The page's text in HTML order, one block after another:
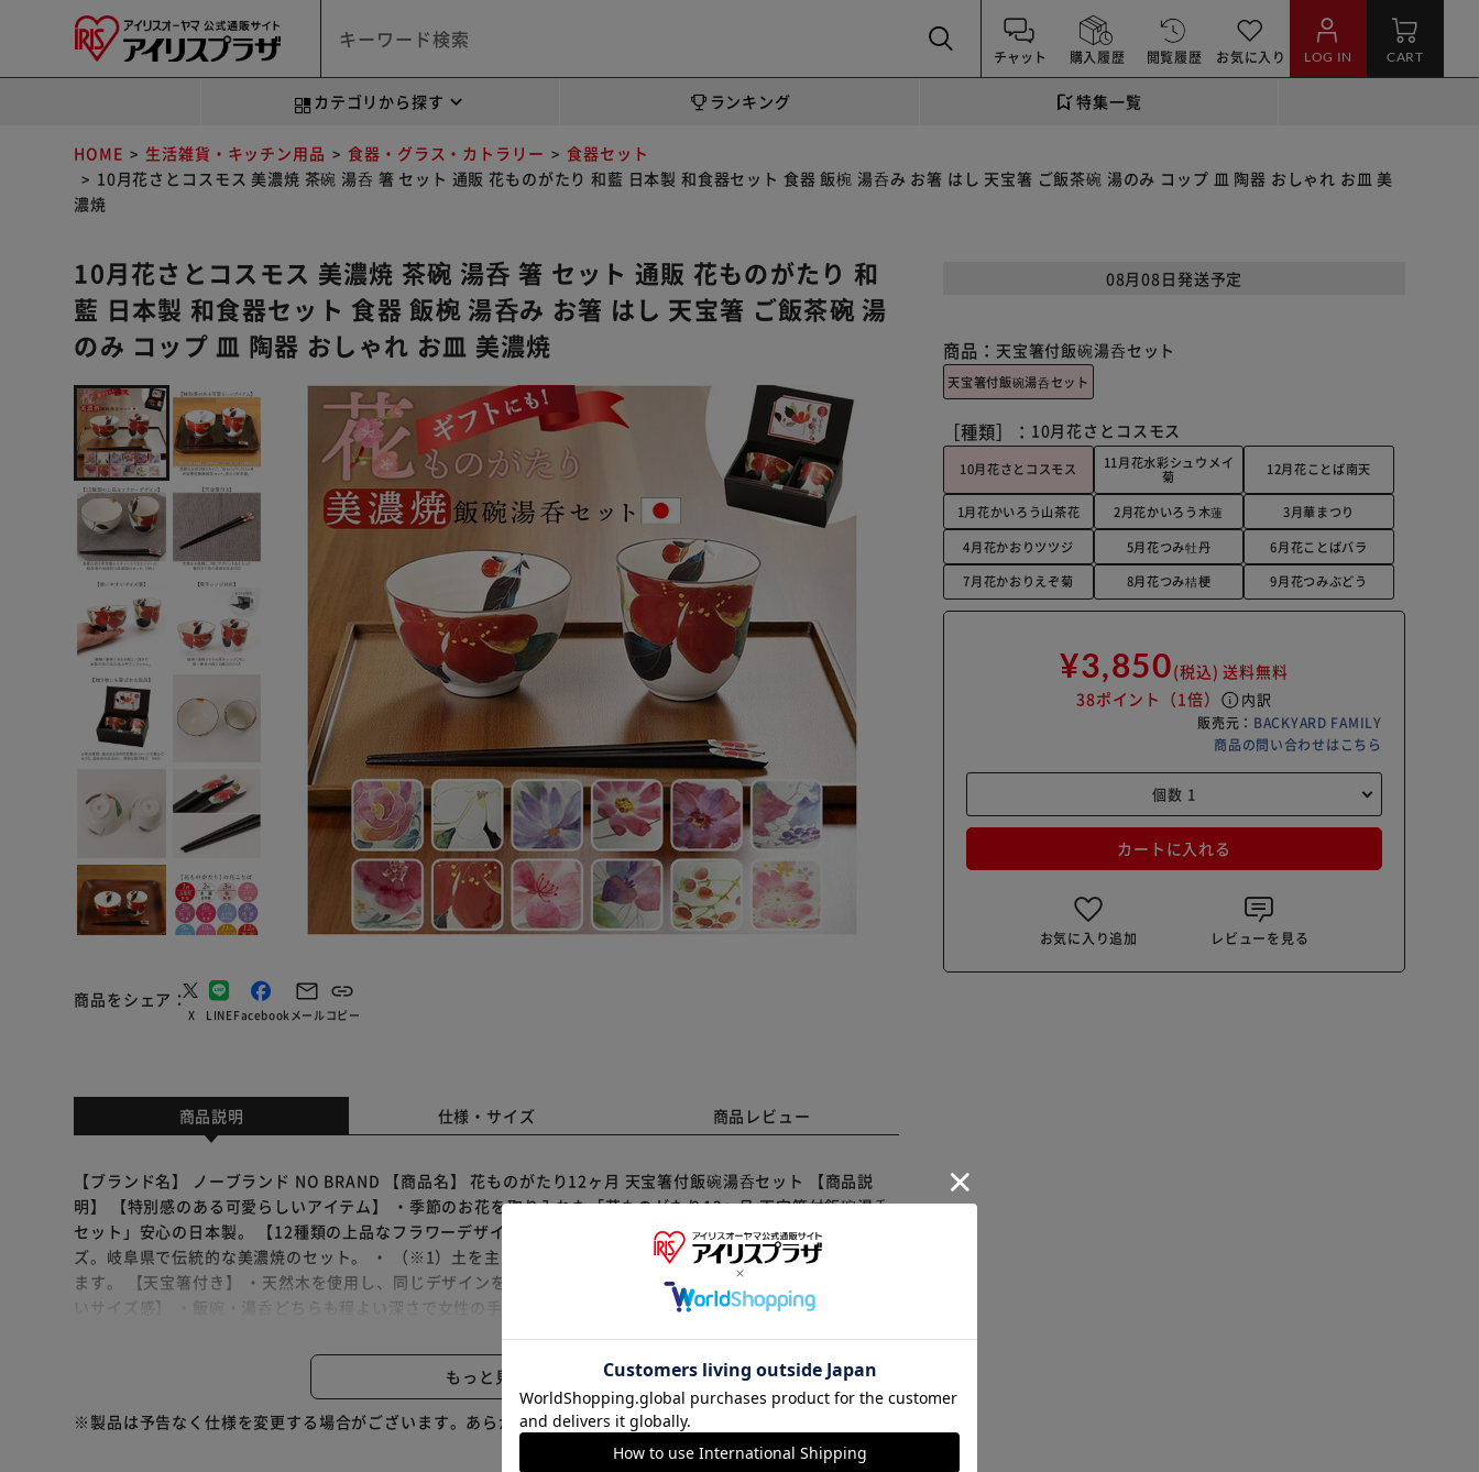
チャット 購入履歴 閲覧履歴 お気に入り LOG IN CART
カテゴリから探す ランキング 特集一覧
HOME 生活雑貨・キッチン用品 食器・グラス・カトラリー
食器セット
10月花さとコスモス 美濃焼 茶碗 湯呑 箸 セット 通販 花ものがたり 和藍 日本製 和食器セット 食器 飯椀 湯呑み お箸 はし 天宝箸 ご飯茶碗 湯のみ コップ 皿 陶器 おしゃれ お皿 美
濃焼
10月花さとコスモス 美濃焼 茶碗 湯呑 箸 セット 通販 花ものがたり 和
藍 日本製 和食器セット 食器 飯椀 湯呑み お箸 はし 天宝箸 ご飯茶碗 湯
のみ コップ 皿 陶器 おしゃれ お皿 美濃焼
商品をシェア
X LINEFacebookメールコピー
08月08日発送予定
商品： 天宝箸付飯碗湯呑セット
天宝箸付飯碗湯呑セット
［種類］： 10月花さとコスモス
10月花さとコスモス
11月花水彩シュウメイ
菊
12月花ことば南天
1月花かいろう山茶花 2月花かいろう木蓮
3月華まつり
4月花かおりツツジ
5月花つみ牡丹
6月花ことばバラ
7月花かおりえぞ菊
8月花つみ桔梗 9月花つみぶどう
¥3,850(税込) 送料無料
38ポイント （1倍） info 内訳
販売元： BACKYARD FAMILY
商品の問い合わせはこちら
カートに入れる
お気に入り追加 レビューを見る
商品説明 仕様・サイズ 商品レビュー
【ブランド名】 ノーブランド NO BRAND 【商品名】 花ものがたり12ヶ月 天宝箸付飯碗湯呑セット 【商品説
明】 【特別感のある可愛らしいアイテム】 ・季節のお花を取り入れた「花ものがたり12ヶ月 天宝箸付飯碗湯呑
セット」安心の日本製。 【12種類の上品なフラワーデザイン】 ・季節の花と花言葉からチョイスできるシリー
ズ。岐阜県で伝統的な美濃焼のセット。 ・ （※1）土を主成分とする陶器製のため、風合いなどに個体差があり
ます。 【天宝箸付き】 ・天然木を使用し、同じデザインをあしらった箸付きで和の食卓を格上げ◎ 【使いやす
いサイズ感】 ・飯碗・湯呑どちらも程よい深さで女性の手で包み込みやすいフォルム。 【電子レンジ対応】 ・
類、縁のある月や花言葉のイメージで選んでもOK。誕生日や記念日に、特別な贈り物☆ （※2）花言葉は、画像
にてご確認ください。 【素材】 [碗・湯呑]磁器、[箸]天然木 【生産国】 日本 【サイズ】 【椀】 [縦]約6.5cm／
[上部直径]約11cm／[底部直径]約5cm 【湯呑】 [縦]約7.5cm／[上部直径]約8.3cm／[底部直径]約4.5cm 【箸】
[全長]約20.3cm ※サイズは当店計測の実寸サイズです。実際の商品ならびにメーカー表記サイズとは多少の誤
差が生じる場合がございます。あらかじめご了承ください。 【重量】 約597g（※商品一式のパッケージ込みの
もっと見る
※製品は予告なく仕様を変更する場合がございます。あらかじめご了承ください。
※ご確認ください